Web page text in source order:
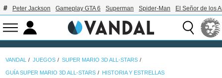
Peter Jackson Gameplay GTA 6 Superman Spider-Man El Señor de los
VANDAL JUEGOS SUPER MARIO 3D ALL-STARS
GUÍA SUPER MARIO 3D ALL-STARS HISTORIA Y ESTRELLAS